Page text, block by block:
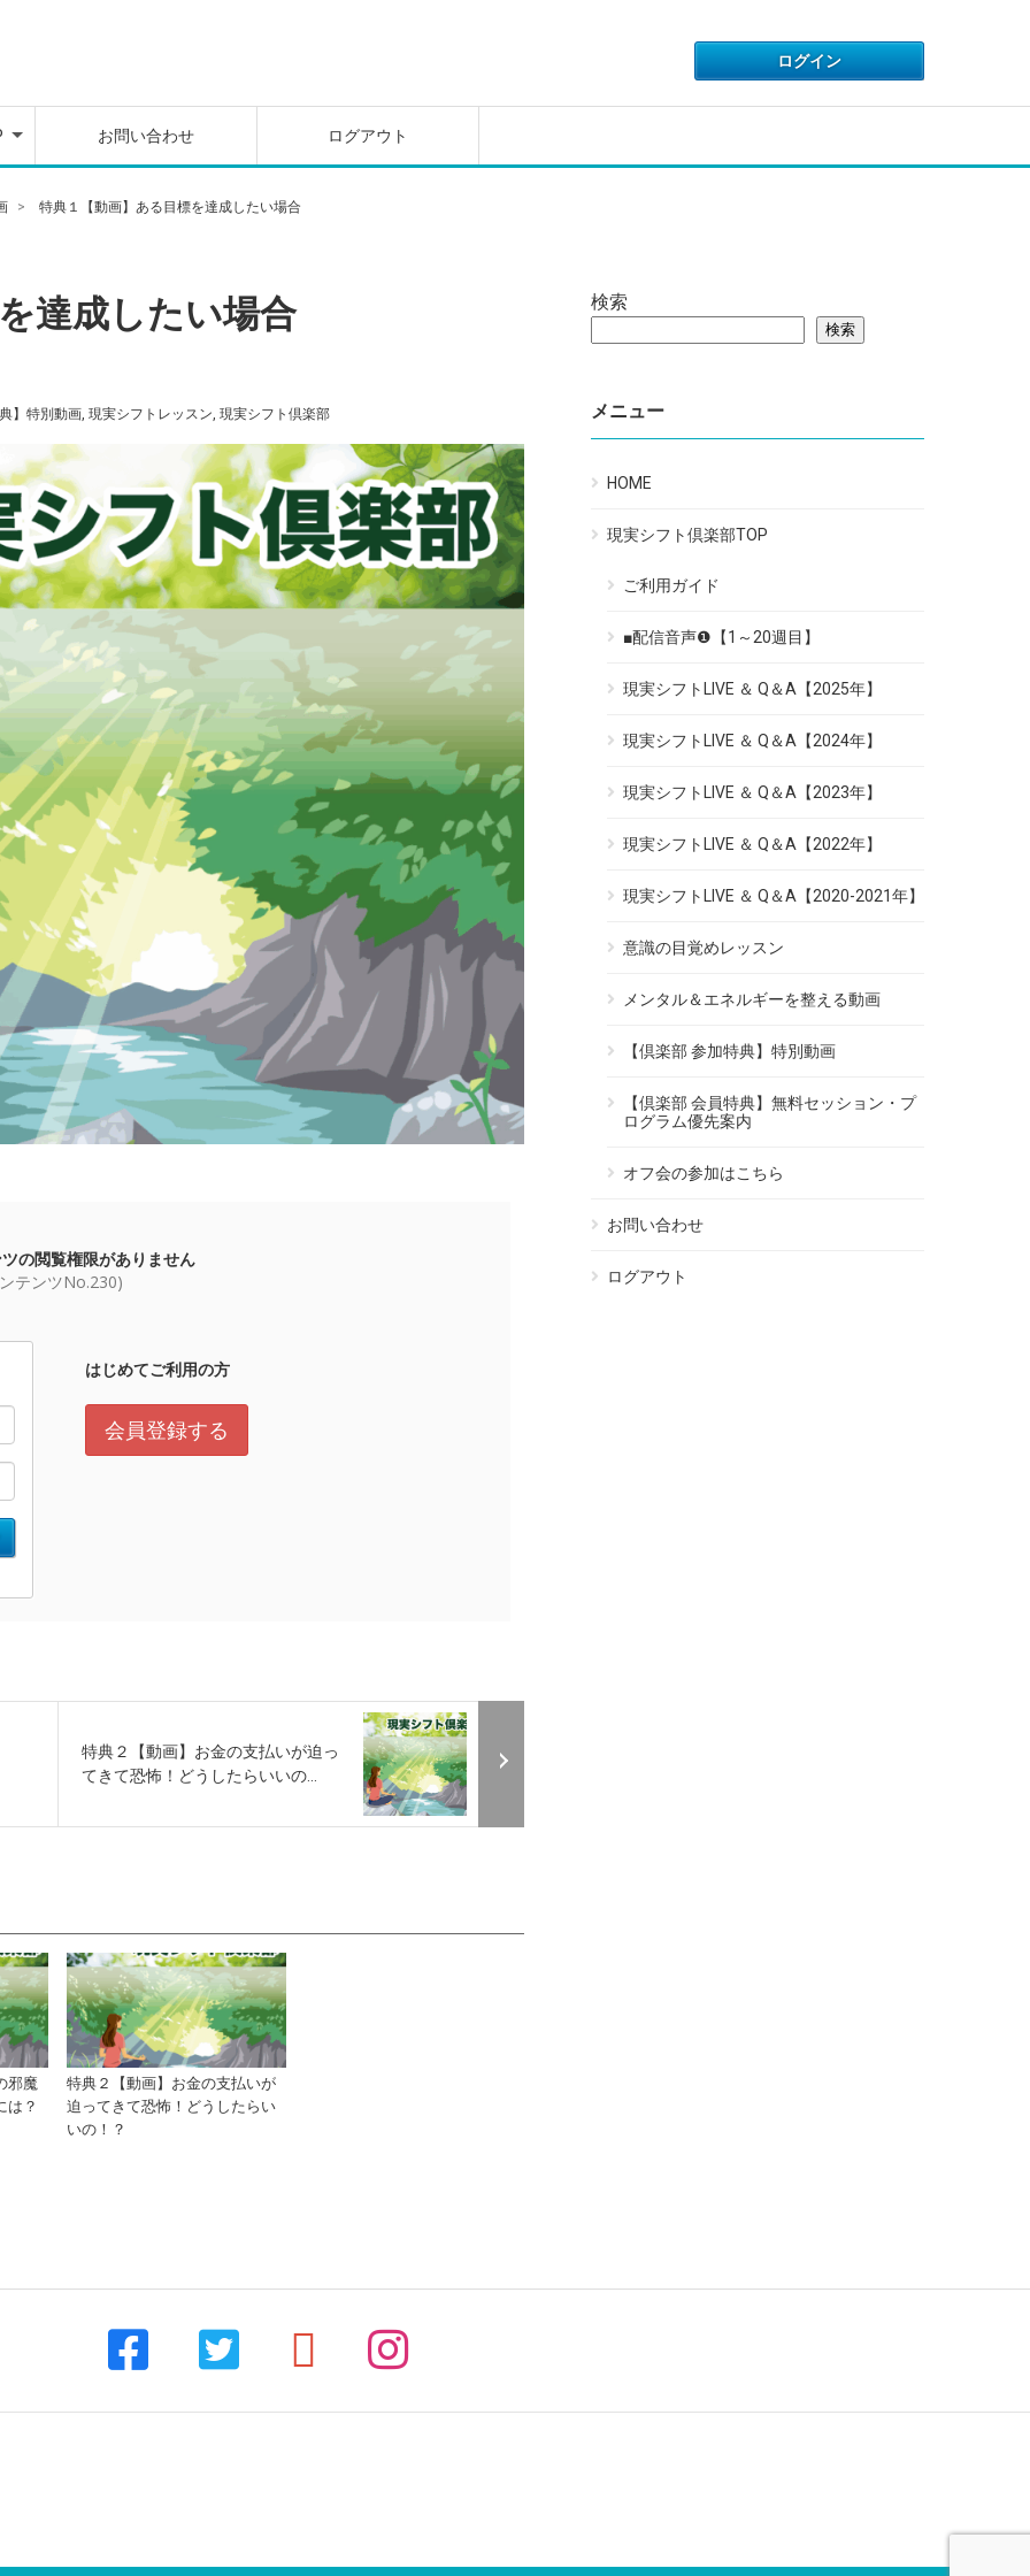
お問い合わせ ログアウト
特典１【動画】ある目標を達成したい場合
達成したい場合
】特別動画, 現実シフトレッスン, 現実シフト倶楽部
特典２【動画】お金の支払いが迫っ
てきて恐怖！どうしたらいいの...
邪魔
は？
特典２【動画】お金の支払いが
迫ってきて恐怖！どうしたらい
いの！？
検索
検索
メニュー
HOME
現実シフト倶楽部TOP
ご利用ガイド
■配信音声❶【1～20週目】
現実シフトLIVE ＆ Q＆A【2025年】
現実シフトLIVE ＆ Q＆A【2024年】
現実シフトLIVE ＆ Q＆A【2023年】
現実シフトLIVE ＆ Q＆A【2022年】
現実シフトLIVE ＆ Q＆A【2020-2021年】
意識の目覚めレッスン
メンタル＆エネルギーを整える動画
【倶楽部 参加特典】特別動画
【倶楽部 会員特典】無料セッション・プ
ログラム優先案内
オフ会の参加はこちら
お問い合わせ
ログアウト